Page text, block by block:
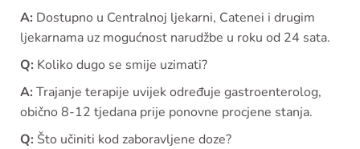
A: Dostupno u Centralnoj ljekarni, Catenei i drugim
ljekarnama uz mogućnost narudžbe u roku od 24 sata.
Q: Koliko dugo se smije uzimati?
A: Trajanje terapije uvijek određuje gastroenterolog,
obično 8-12 tjedana prije ponovne procjene stanja.
Q: Što učiniti kod zaboravljene doze?